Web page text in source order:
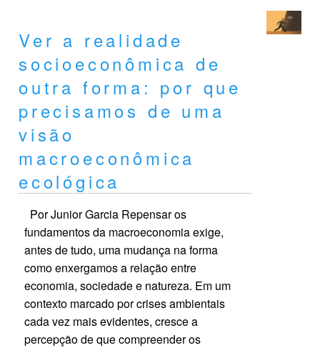
Ver a realidade
socioeconômica de
outra forma: por que
precisamos de uma
visão
macroeconômica
ecológica
Por Junior Garcia Repensar os
fundamentos da macroeconomia exige,
antes de tudo, uma mudança na forma
como enxergamos a relação entre
economia, sociedade e natureza. Em um
contexto marcado por crises ambientais
cada vez mais evidentes, cresce a
percepção de que compreender os